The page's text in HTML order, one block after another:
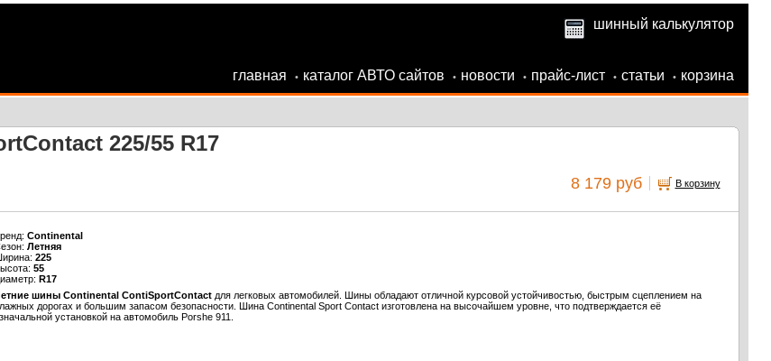
шинный калькулятор
главная • каталог АВТО сайтов • новости • прайс-лист • статьи • корзина
225/55 R17
8 179 руб В корзину
Continental
Летняя
225
55
R17
шины Continental ContiSportContactдля легковых автомобилей. Шины обладают отличной курсовой устойчивостью, быстрым сцеплением на
дорогах и большим запасом безопасности. Шина Сontinental Sport Contact изготовлена на высочайшем уровне, что подтверждается её
установкой на автомобиль Porshe 911.